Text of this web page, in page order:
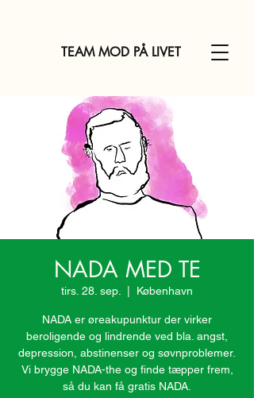
TEAM MOD PÅ LIVET
NADA MED TE
tirs. 28. sep. København
NADA er øreakupunktur der virker
beroligende og lindrende ved bla. angst,
depression, abstinenser og søvnproblemer.
Vi brygge NADA-the og finde tæpper frem,
så du kan få gratis NADA.